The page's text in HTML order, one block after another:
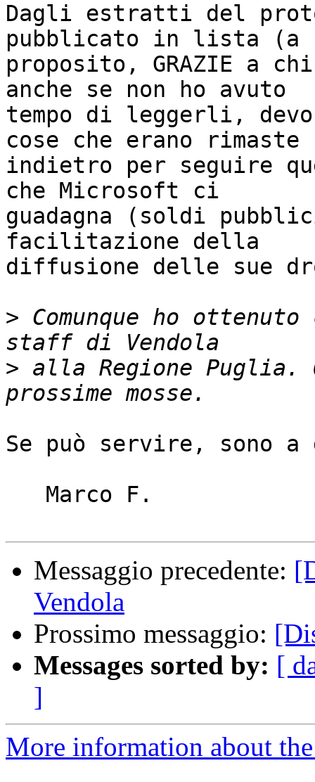
Dagli estratti del
pubblicato in lista (a
proposito, GRAZIE a
anche se non ho avuto
tempo di leggerli,
cose che erano rimaste
indietro per seguire
che Microsoft ci
guadagna (soldi
facilitazione della
diffusione delle sue
> Comunque ho
> alla Regione Puglia.
Se può servire, sono a
Messaggio precedente:
Vendola
Prossimo messaggio:
Messages sorted by: [
]
More information about